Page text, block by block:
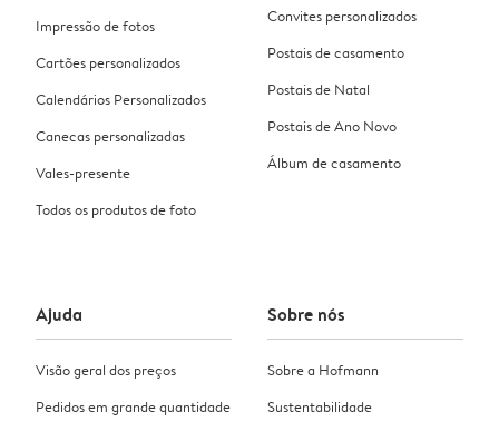
Impressão de fotos
Cartões personalizados
Calendários Personalizados
Canecas personalizadas
Vales-presente
Todos os produtos de foto
Convites personalizados
Postais de casamento
Postais de Natal
Postais de Ano Novo
Álbum de casamento
Ajuda
Visão geral dos preços
Pedidos em grande quantidade
Sobre nós
Sobre a Hofmann
Sustentabilidade